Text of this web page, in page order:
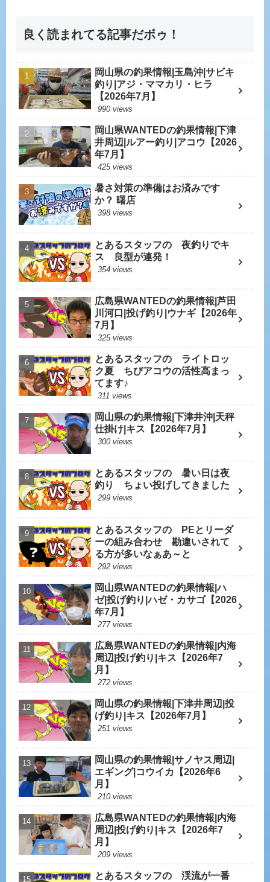
良く読まれてる記事だボゥ！
岡山県の釣果情報|玉島沖|サビキ
釣り|アジ・ママカリ・ヒラ
【2026年7月】
990 views
岡山県WANTEDの釣果情報|下津
井周辺|ルアー釣り|アコウ【2026
年7月】
425 views
暑さ対策の準備はお済みです
か？ 曙店
398 views
とあるスタッフの 夜釣りでキ
ス 良型が連発！
354 views
広島県WANTEDの釣果情報|芦田
川河口|投げ釣り|ウナギ【2026年
7月】
325 views
とあるスタッフの ライトロッ
ク夏 ちびアコウの活性高まっ
てます♪
311 views
岡山県の釣果情報|下津井沖|天秤
仕掛け|キス【2026年7月】
300 views
とあるスタッフの 暑い日は夜
釣り ちょい投げしてきました
299 views
とあるスタッフの PEとリーダ
ーの組み合わせ 勘違いされて
る方が多いなぁあ～と
292 views
岡山県WANTEDの釣果情報|ハ
ゼ|投げ釣り|ハゼ・カサゴ【2026
年7月】
277 views
広島県WANTEDの釣果情報|内海
周辺|投げ釣り|キス【2026年7
月】
272 views
岡山県の釣果情報|下津井周辺|投
げ釣り|キス【2026年7月】
251 views
岡山県の釣果情報|サノヤス周辺|
エギング|コウイカ【2026年6
月】
210 views
広島県WANTEDの釣果情報|内海
周辺|投げ釣り|キス【2026年7
月】
209 views
とあるスタッフの 渓流が一番